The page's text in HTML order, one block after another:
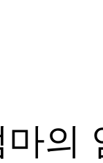
의